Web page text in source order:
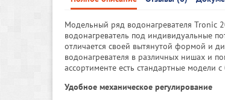
Модельный ряд водонагревателя Tronic
водонагреватель под индивидуальные
отличается своей вытянутой формой и
водонагревателя в различных нишах и
ассортименте есть стандартные
Удобное механическое регулирование